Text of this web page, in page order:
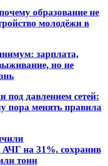
образование не
молодёжи в
зарплата,
но не
давлением сетей:
пора менять правила
на 31%, сохранив
тонн